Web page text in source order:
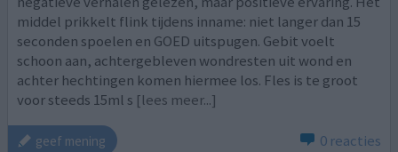
middel prikkelt flink tijdens inname: niet langer dan 15
seconden spoelen en GOED uitspugen. Gebit voelt
schoon aan, achtergebleven wondresten uit wond en
achter hechtingen komen hiermee los. Fles is te groot
voor steeds 15ml s [lees meer...]
geef mening 0 reacties